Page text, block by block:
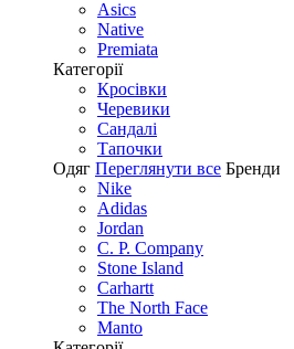
Asics
Native
Premiata
Категорії
Кросівки
Черевики
Сандалі
Tапочки
Одяг Переглянути все Бренди
Nike
Adidas
Jordan
C. P. Company
Stone Island
Carhartt
The North Face
Manto